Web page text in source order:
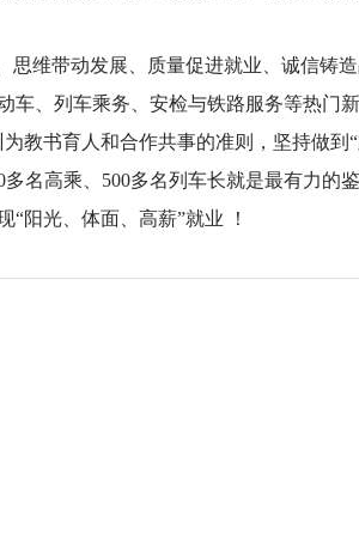
思维带动发展、质量促进就业、诚信铸
车、列车乘务、安检与铁路服务等热门
教书育人和合作共事的准则，坚持做到
多名高乘、500多名列车长就是最有力的
阳光、体面、高薪”就业 ！